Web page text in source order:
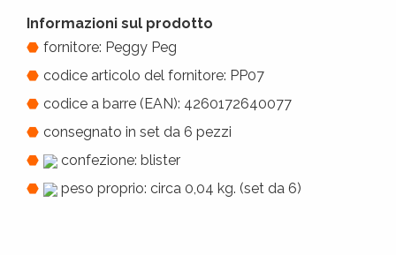
Informazioni sul prodotto
fornitore: Peggy Peg
codice articolo del fornitore: PP07
codice a barre (EAN): 4260172640077
consegnato in set da 6 pezzi
confezione: blister
peso proprio: circa 0,04 kg. (set da 6)